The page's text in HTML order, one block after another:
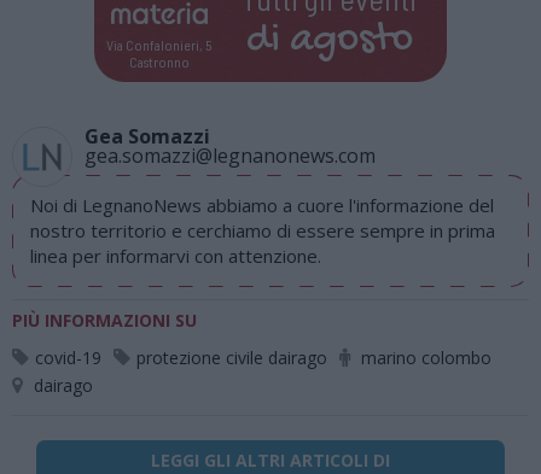
Via Confalonieri, 5
Castronno
di agosto
Gea Somazzi
gea.somazzi@legnanonews.com
Noi di LegnanoNews abbiamo a cuore l'informazione del
nostro territorio e cerchiamo di essere sempre in prima
linea per informarvi con attenzione.
PIÙ INFORMAZIONI SU
covid-19
protezione civile dairago
marino colombo
dairago
LEGGI GLI ALTRI ARTICOLI DI